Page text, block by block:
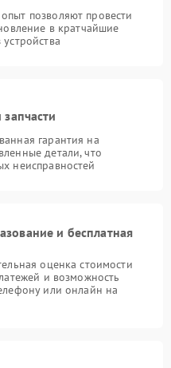
позволяют провести
в кратчайшие
гарантия на
детали, что
неисправностей
и бесплатная
оценка стоимости
и возможность
или онлайн на